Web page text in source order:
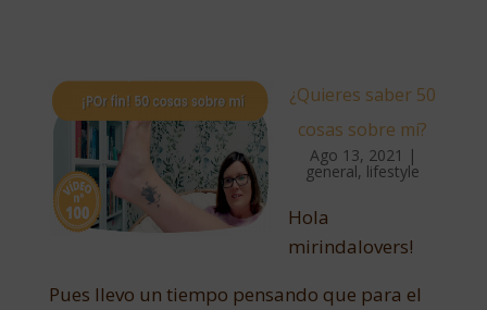
¿Quieres saber 50
cosas sobre mí?
Ago 13, 2021 |
general, lifestyle
Hola
mirindalovers!
Pues llevo un tiempo pensando que para el